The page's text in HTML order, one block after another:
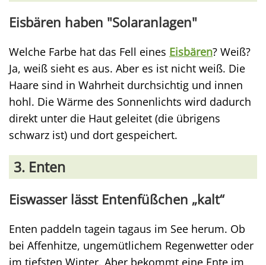
Eisbären haben "Solaranlagen"
Welche Farbe hat das Fell eines Eisbären? Weiß?
Ja, weiß sieht es aus. Aber es ist nicht weiß. Die
Haare sind in Wahrheit durchsichtig und innen
hohl. Die Wärme des Sonnenlichts wird dadurch
direkt unter die Haut geleitet (die übrigens
schwarz ist) und dort gespeichert.
3. Enten
Eiswasser lässt Entenfüßchen „kalt“
Enten paddeln tagein tagaus im See herum. Ob
bei Affenhitze, ungemütlichem Regenwetter oder
im tiefsten Winter. Aber bekommt eine Ente im